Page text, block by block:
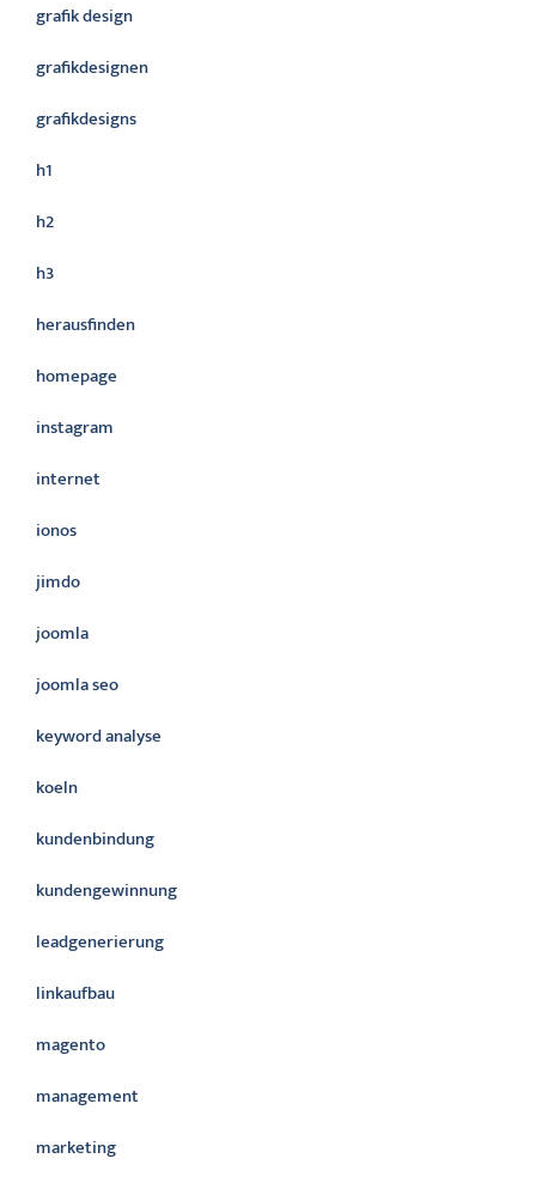
grafik design
grafikdesignen
grafikdesigns
h1
h2
h3
herausfinden
homepage
instagram
internet
ionos
jimdo
joomla
joomla seo
keyword analyse
koeln
kundenbindung
kundengewinnung
leadgenerierung
linkaufbau
magento
management
marketing